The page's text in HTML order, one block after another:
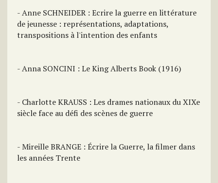
- Anne SCHNEIDER : Ecrire la guerre en littérature
de jeunesse : représentations, adaptations,
transpositions à l'intention des enfants
- Anna SONCINI : Le King Alberts Book (1916)
- Charlotte KRAUSS : Les drames nationaux du XIXe
siècle face au défi des scènes de guerre
- Mireille BRANGE : Écrire la Guerre, la filmer dans
les années Trente